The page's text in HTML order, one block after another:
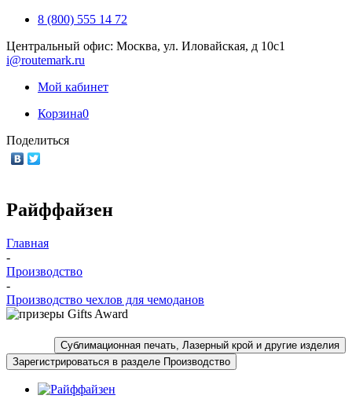
8 (800) 555 14 72
Центральный офис: Москва, ул. Иловайская, д 10с1
i@routemark.ru
Мой кабинет
Корзина0
Поделиться
Райффайзен
Главная
-
Производство
-
Производство чехлов для чемоданов
Сублимационная печать, Лазерный крой и другие изделия
Зарегистрироваться в разделе Производство